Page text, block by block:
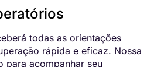
todas as orientações
rápida e eficaz. Nossa
para acompanhar seu